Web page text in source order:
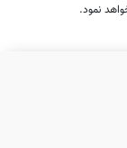
نمود.